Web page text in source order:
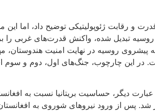
و رقابت ژئوپولیتیکی توضیح داد، اما
تبدیل شده، واکنش قدرت‌های غربی را
روسیه در نهایت امنیت هندوستان،
این چارچوب، جنگ‌های اول، دوم و سوم
دیگر، حساسیت بریتانیا نسبت به